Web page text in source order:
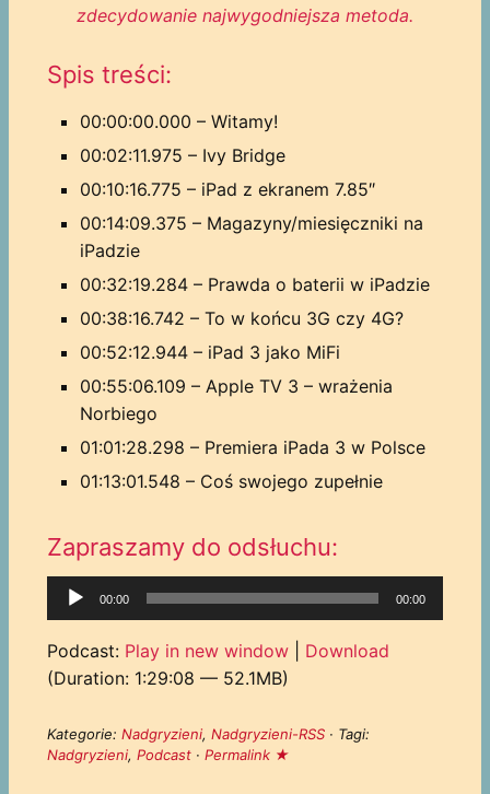
zdecydowanie najwygodniejsza metoda.
Spis treści:
00:00:00.000 – Witamy!
00:02:11.975 – Ivy Bridge
00:10:16.775 – iPad z ekranem 7.85″
00:14:09.375 – Magazyny/miesięczniki na
iPadzie
00:32:19.284 – Prawda o baterii w iPadzie
00:38:16.742 – To w końcu 3G czy 4G?
00:52:12.944 – iPad 3 jako MiFi
00:55:06.109 – Apple TV 3 – wrażenia
Norbiego
01:01:28.298 – Premiera iPada 3 w Polsce
01:13:01.548 – Coś swojego zupełnie
Zapraszamy do odsłuchu:
Odtwarzacz
plików
dźwiękowych
00:00 00:00
Podcast: Play in new window| Download
(Duration: 1:29:08 — 52.1MB)
Kategorie: Nadgryzieni, Nadgryzieni-RSS· Tagi:
Nadgryzieni, Podcast· Permalink ★